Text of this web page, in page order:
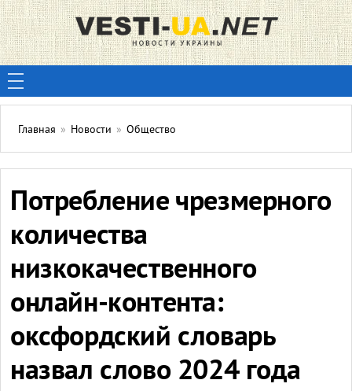
Главная » Новости » Общество
Потребление чрезмерного
количества
низкокачественного
онлайн-контента:
оксфордский словарь
назвал слово 2024 года